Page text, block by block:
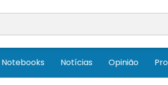
Notebooks Notícias Opinião